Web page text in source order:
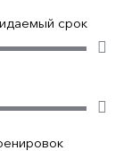
срок